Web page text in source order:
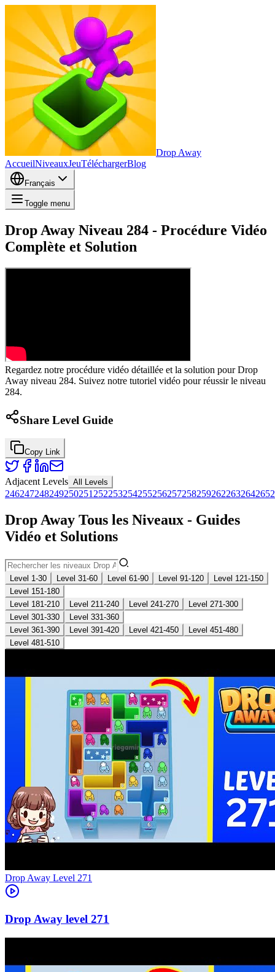
Drop Away
AccueilNiveauxJeuTéléchargerBlog
Français
Toggle menu
Drop Away Niveau 284 - Procédure Vidéo
Complète et Solution
Regardez notre procédure vidéo détaillée et la solution pour Drop
Away niveau 284. Suivez notre tutoriel vidéo pour réussir le niveau
284.
Share Level Guide
Copy Link
Adjacent Levels All Levels
246247248249250251 252253254255256257258259262263264265
Drop Away Tous les Niveaux - Guides
Vidéo et Solutions
Level 1-30 Level 31-60 Level 61-90 Level 91-120
Level 121-150
Level 151-180
Level 181-210
Level 211-240 Level 241-270
Level 271-300
Level 301-330
Level 331-360
Level 361-390
Level 391-420 Level 421-450
Level 451-480
Level 481-510
Level 271
271